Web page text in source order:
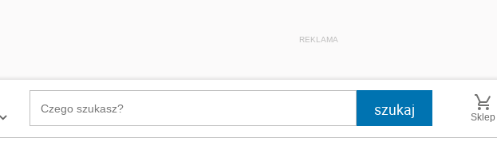
REKLAMA
Sklep